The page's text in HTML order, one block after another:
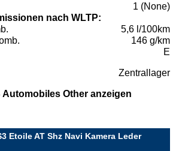
1 (None)
nach WLTP:
5,6 l/100km
146 g/km
E
Zentrallager
Automobiles Other anzeigen
Etoile AT Shz Navi Kamera Leder